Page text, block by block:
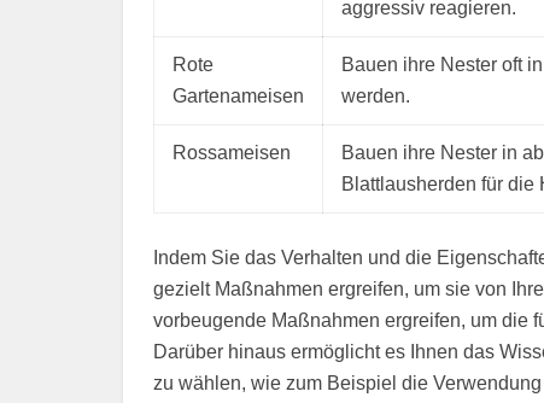
aggressiv reagieren.
Rote
Gartenameisen
Bauen ihre Nester oft
werden.
Rossameisen
Bauen ihre Nester in
Blattlausherden für die
Indem Sie das Verhalten und die
gezielt Maßnahmen ergreifen, um sie von
vorbeugende Maßnahmen ergreifen, um die
Darüber hinaus ermöglicht es Ihnen das
zu wählen, wie zum Beispiel die